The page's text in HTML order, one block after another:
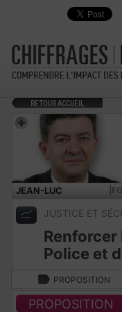
JEAN-LUC
MÉLENCHON
|FG
JUSTICE ET
Police et
PROPOSITION
PROPOSITION